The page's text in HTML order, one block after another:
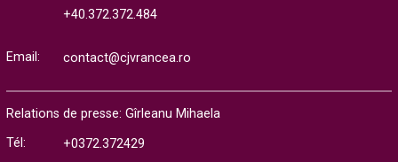
+40.372.372.484
Email: contact@cjvrancea.ro
Relations de presse: Gîrleanu Mihaela
Tél:
+0372.372429